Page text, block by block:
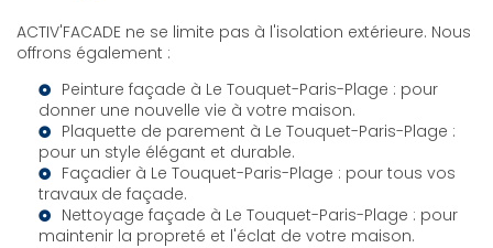
ACTIV'FACADE ne se limite pas à l'isolation extérieure. Nous
offrons également :
Peinture façade à Le Touquet-Paris-Plage : pour
donner une nouvelle vie à votre maison.
Plaquette de parement à Le Touquet-Paris-Plage :
pour un style élégant et durable.
Façadier à Le Touquet-Paris-Plage : pour tous vos
travaux de façade.
Nettoyage façade à Le Touquet-Paris-Plage : pour
maintenir la propreté et l'éclat de votre maison.